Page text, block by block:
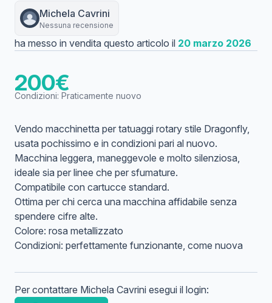
Michela Cavrini
Nessuna recensione
ha messo in vendita questo articolo il 20 marzo 2026
200€
Condizioni: Praticamente nuovo
Vendo macchinetta per tatuaggi rotary stile Dragonfly,
usata pochissimo e in condizioni pari al nuovo.
Macchina leggera, maneggevole e molto silenziosa,
ideale sia per linee che per sfumature.
Compatibile con cartucce standard.
Ottima per chi cerca una macchina affidabile senza
spendere cifre alte.
Colore: rosa metallizzato
Condizioni: perfettamente funzionante, come nuova
Per contattare Michela Cavrini esegui il login: